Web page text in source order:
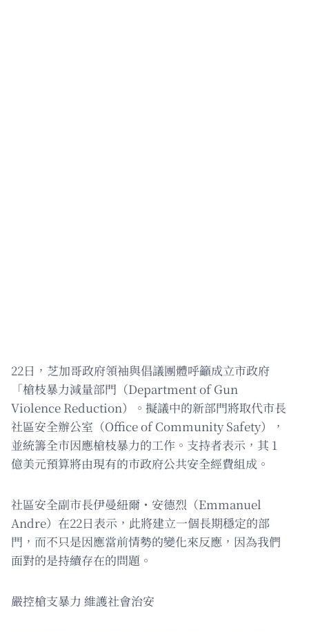
22日，芝加哥政府領袖與倡議團體呼籲成立市政府
「槍枝暴力減量部門（Department of Gun
Violence Reduction）。擬議中的新部門將取代市長
社區安全辦公室（Office of Community Safety），
並統籌全市因應槍枝暴力的工作。支持者表示，其 1
億美元預算將由現有的市政府公共安全經費組成。
社區安全副市長伊曼紐爾・安德烈（Emmanuel
Andre）在22日表示，此將建立一個長期穩定的部
門，而不只是因應當前情勢的變化來反應，因為我們
面對的是持續存在的問題。
嚴控槍支暴力 維護社會治安